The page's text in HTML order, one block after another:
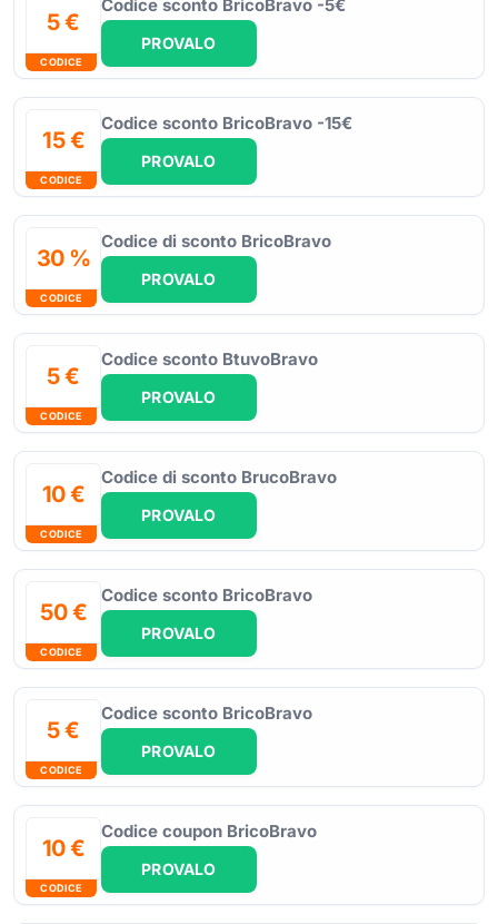
5 €
CODICE
Codice sconto BricoBravo -5€
PROVALO
15 €
CODICE
Codice sconto BricoBravo -15€
PROVALO
30 %
CODICE
Codice di sconto BricoBravo
PROVALO
5 €
CODICE
Codice sconto BtuvoBravo
PROVALO
10 €
CODICE
Codice di sconto BrucoBravo
PROVALO
50 €
CODICE
Codice sconto BricoBravo
PROVALO
5 €
CODICE
Codice sconto BricoBravo
PROVALO
10 €
CODICE
Codice coupon BricoBravo
PROVALO